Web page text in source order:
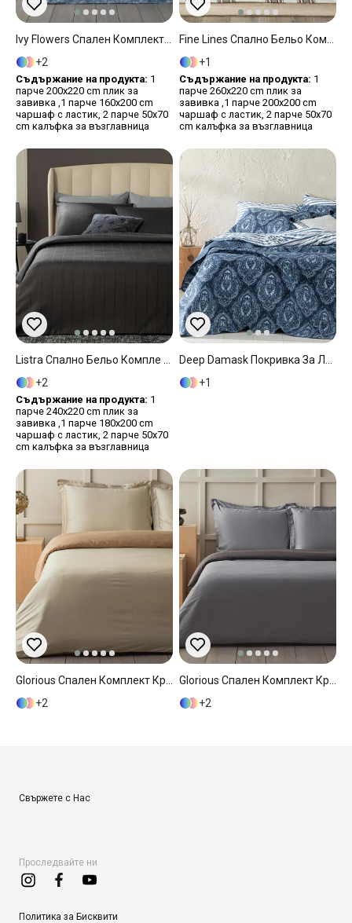
2
Съдържание на продукта: 1
парче 200x220 cm плик за
завивка ,1 парче 160x200 cm
чаршаф с ластик, 2 парче 50x70
cm калъфка за възглавница
1
Съдържание на продукта: 1
парче 260x220 cm плик за
завивка ,1 парче 200x200 cm
чаршаф с ластик, 2 парче 50x70
cm калъфка за възглавница
2
Съдържание на продукта: 1
парче 240x220 cm плик за
завивка ,1 парче 180x200 cm
чаршаф с ластик, 2 парче 50x70
cm калъфка за възглавница
1
2
2
Свържете с Нас
Проследвайте ни
Политика за Бисквити